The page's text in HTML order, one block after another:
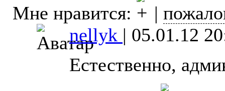
Мне нравится:
|
nellyk | 05.01.12
Естественно,